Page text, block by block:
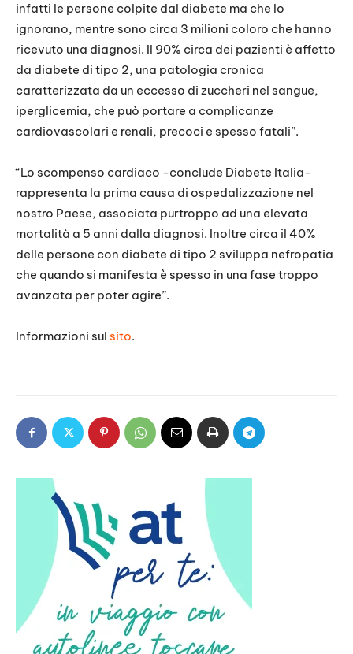
infatti le persone colpite dal diabete ma che lo
ignorano, mentre sono circa 3 milioni coloro che hanno
ricevuto una diagnosi. Il 90% circa dei pazienti è affetto
da diabete di tipo 2, una patologia cronica
caratterizzata da un eccesso di zuccheri nel sangue,
iperglicemia, che può portare a complicanze
cardiovascolari e renali, precoci e spesso fatali”.
“Lo scompenso cardiaco -conclude Diabete Italia-
rappresenta la prima causa di ospedalizzazione nel
nostro Paese, associata purtroppo ad una elevata
mortalità a 5 anni dalla diagnosi. Inoltre circa il 40%
delle persone con diabete di tipo 2 sviluppa nefropatia
che quando si manifesta è spesso in una fase troppo
avanzata per poter agire”.
Informazioni sul sito.